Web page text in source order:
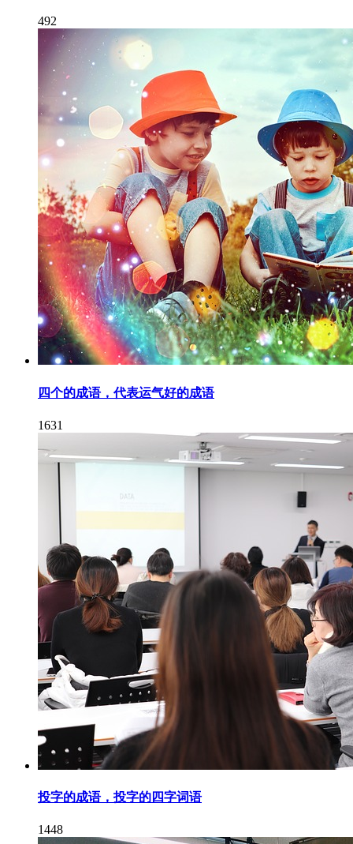
492
四个的成语，代表运气好的成语
1631
投字的成语，投字的四字词语
1448